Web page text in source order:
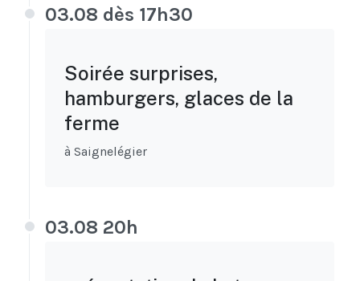
03.08 dès 17h30
Soirée surprises,
hamburgers, glaces de la
ferme
à Saignelégier
03.08 20h